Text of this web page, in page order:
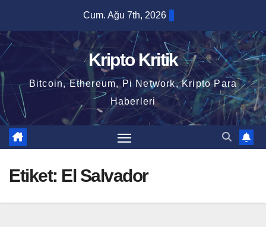
content
Cum. Ağu 7th, 2026
Kripto Kritik
Bitcoin, Ethereum, Pi Network, Kripto Para
Haberleri
Etiket: El Salvador